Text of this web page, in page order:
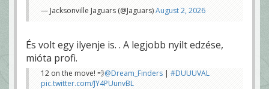
— Jacksonville Jaguars (@Jaguars)August 2, 2026
És volt egy ilyenje is. . A legjobb nyilt edzése,
mióta profi.
12 on the move! 💨@Dream_Finders | #DUUUVAL
pic.twitter.com/JY4PUunvBL